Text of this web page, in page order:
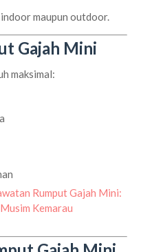
maupun outdoor.
Gajah Mini
maksimal:
Rumput Gajah Mini:
Kemarau